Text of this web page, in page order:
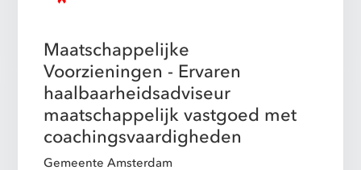
Maatschappelijke
Voorzieningen - Ervaren
haalbaarheidsadviseur
maatschappelijk vastgoed met
coachingsvaardigheden
Gemeente Amsterdam